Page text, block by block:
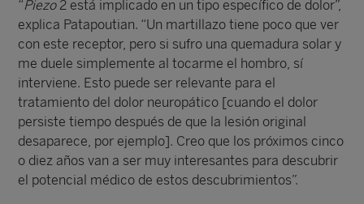
“Piezo2 está implicado en un tipo específico de dolor”,
explica Patapoutian. “Un martillazo tiene poco que ver
con este receptor, pero si sufro una quemadura solar y
me duele simplemente al tocarme el hombro, sí
interviene. Esto puede ser relevante para el
tratamiento del dolor neuropático [cuando el dolor
persiste tiempo después de que la lesión original
desaparece, por ejemplo]. Creo que los próximos cinco
o diez años van a ser muy interesantes para descubrir
el potencial médico de estos descubrimientos”.